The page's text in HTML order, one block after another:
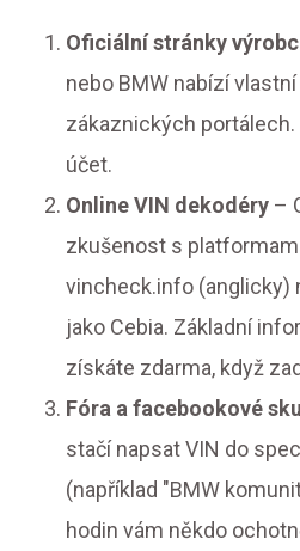
Oficiální stránky
nebo BMW nabízí
zákaznických
účet.
Online VIN dekodéry –
zkušenost s
vincheck.info (anglicky)
jako Cebia. Základní
získáte zdarma, když
Fóra a facebookové
stačí napsat VIN do
(například "BMW
hodin vám někdo